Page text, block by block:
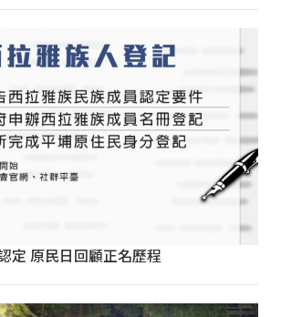
定 原民日回顧正名歷程